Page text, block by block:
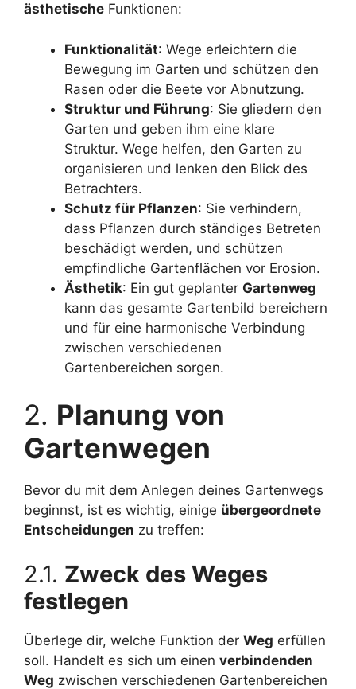
ästhetische Funktionen:
Funktionalität: Wege erleichtern die
Bewegung im Garten und schützen den
Rasen oder die Beete vor Abnutzung.
Struktur und Führung: Sie gliedern den
Garten und geben ihm eine klare
Struktur. Wege helfen, den Garten zu
organisieren und lenken den Blick des
Betrachters.
Schutz für Pflanzen: Sie verhindern,
dass Pflanzen durch ständiges Betreten
beschädigt werden, und schützen
empfindliche Gartenflächen vor Erosion.
Ästhetik: Ein gut geplanter Gartenweg
kann das gesamte Gartenbild bereichern
und für eine harmonische Verbindung
zwischen verschiedenen
Gartenbereichen sorgen.
2. Planung von
Gartenwegen
Bevor du mit dem Anlegen deines Gartenwegs
beginnst, ist es wichtig, einige übergeordnete
Entscheidungen zu treffen:
2.1. Zweck des Weges
festlegen
Überlege dir, welche Funktion der Weg erfüllen
soll. Handelt es sich um einen verbindenden
Weg zwischen verschiedenen Gartenbereichen